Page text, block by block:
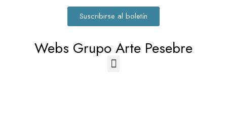
Suscribirse al boletín
Webs Grupo Arte Pesebre